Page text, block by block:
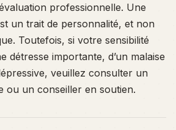
professionnelle. Une
un trait de personnalité, et non
Toutefois, si votre sensibilité
détresse importante, d’un malaise
veuillez consulter un
ou un conseiller en soutien.